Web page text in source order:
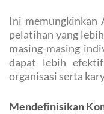
Ini memungkinkan
pelatihan yang
masing-masing
dapat lebih
organisasi serta
Mendefinisikan